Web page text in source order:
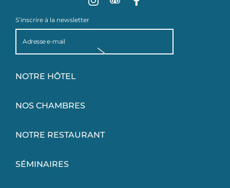
S’inscrire à la newsletter
NOTRE HÔTEL
NOS CHAMBRES
NOTRE RESTAURANT
SÉMINAIRES